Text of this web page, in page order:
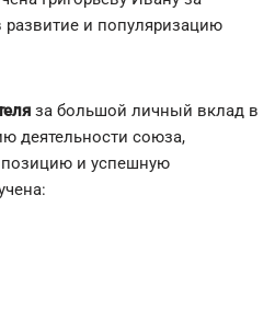
и популяризацию
за большой личный вклад в
деятельности союза,
и успешную